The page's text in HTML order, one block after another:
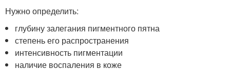
Нужно определить:
глубину залегания пигментного пятна
степень его распространения
интенсивность пигментации
наличие воспаления в коже